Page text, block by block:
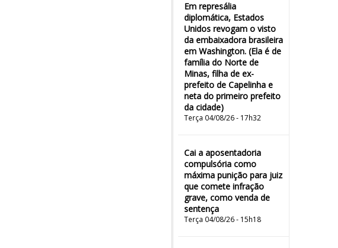
Em represália
diplomática, Estados
Unidos revogam o visto
da embaixadora brasileira
em Washington. (Ela é de
família do Norte de
Minas, filha de ex-
prefeito de Capelinha e
neta do primeiro prefeito
da cidade)
Terça 04/08/26 - 17h32
Cai a aposentadoria
compulsória como
máxima punição para juiz
que comete infração
grave, como venda de
sentença
Terça 04/08/26 - 15h18